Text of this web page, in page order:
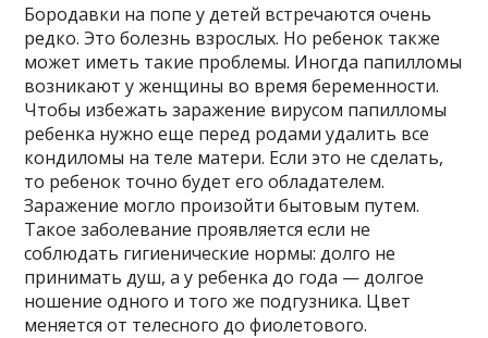
Бородавки на попе у детей встречаются очень
редко. Это болезнь взрослых. Но ребенок также
может иметь такие проблемы. Иногда папилломы
возникают у женщины во время беременности.
Чтобы избежать заражение вирусом папилломы
ребенка нужно еще перед родами удалить все
кондиломы на теле матери. Если это не сделать,
то ребенок точно будет его обладателем.
Заражение могло произойти бытовым путем.
Такое заболевание проявляется если не
соблюдать гигиенические нормы: долго не
принимать душ, а у ребенка до года — долгое
ношение одного и того же подгузника. Цвет
меняется от телесного до фиолетового.